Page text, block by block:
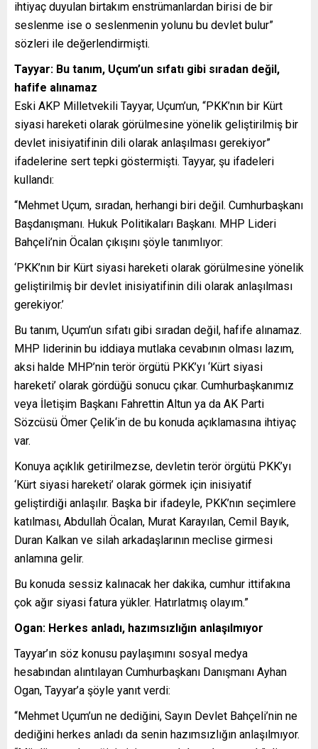
ihtiyaç duyulan birtakım enstrümanlardan birisi de bir
seslenme ise o seslenmenin yolunu bu devlet bulur”
sözleri ile değerlendirmişti.
Tayyar: Bu tanım, Uçum’un sıfatı gibi sıradan değil,
hafife alınamaz
Eski AKP Milletvekili Tayyar, Uçum’un, “PKK’nın bir Kürt
siyasi hareketi olarak görülmesine yönelik geliştirilmiş bir
devlet inisiyatifinin dili olarak anlaşılması gerekiyor”
ifadelerine sert tepki göstermişti. Tayyar, şu ifadeleri
kullandı:
“Mehmet Uçum, sıradan, herhangi biri değil. Cumhurbaşkanı
Başdanışmanı. Hukuk Politikaları Başkanı. MHP Lideri
Bahçeli’nin Öcalan çıkışını şöyle tanımlıyor:
‘PKK’nın bir Kürt siyasi hareketi olarak görülmesine yönelik
geliştirilmiş bir devlet inisiyatifinin dili olarak anlaşılması
gerekiyor.’
Bu tanım, Uçum’un sıfatı gibi sıradan değil, hafife alınamaz.
MHP liderinin bu iddiaya mutlaka cevabının olması lazım,
aksi halde MHP’nin terör örgütü PKK’yı ‘Kürt siyasi
hareketi’ olarak gördüğü sonucu çıkar. Cumhurbaşkanımız
veya İletişim Başkanı Fahrettin Altun ya da AK Parti
Sözcüsü Ömer Çelik‘in de bu konuda açıklamasına ihtiyaç
var.
Konuya açıklık getirilmezse, devletin terör örgütü PKK’yı
‘Kürt siyasi hareketi’ olarak görmek için inisiyatif
geliştirdiği anlaşılır. Başka bir ifadeyle, PKK’nın seçimlere
katılması, Abdullah Öcalan, Murat Karayılan, Cemil Bayık,
Duran Kalkan ve silah arkadaşlarının meclise girmesi
anlamına gelir.
Bu konuda sessiz kalınacak her dakika, cumhur ittifakına
çok ağır siyasi fatura yükler. Hatırlatmış olayım.”
Ogan: Herkes anladı, hazımsızlığın anlaşılmıyor
Tayyar’ın söz konusu paylaşımını sosyal medya
hesabından alıntılayan Cumhurbaşkanı Danışmanı Ayhan
Ogan, Tayyar’a şöyle yanıt verdi:
“Mehmet Uçum’un ne dediğini, Sayın Devlet Bahçeli’nin ne
dediğini herkes anladı da senin hazımsızlığın anlaşılmıyor.